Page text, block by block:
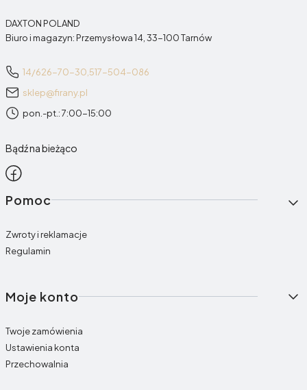
DAXTON POLAND
Biuro i magazyn: Przemysłowa 14, 33-100 Tarnów
14/626-70-30, 517-504-086
sklep@firany.pl
pon.-pt.: 7:00-15:00
Bądź na bieżąco
Linki w stopce
Pomoc
Zwroty i reklamacje
Regulamin
Moje konto
Twoje zamówienia
Ustawienia konta
Przechowalnia